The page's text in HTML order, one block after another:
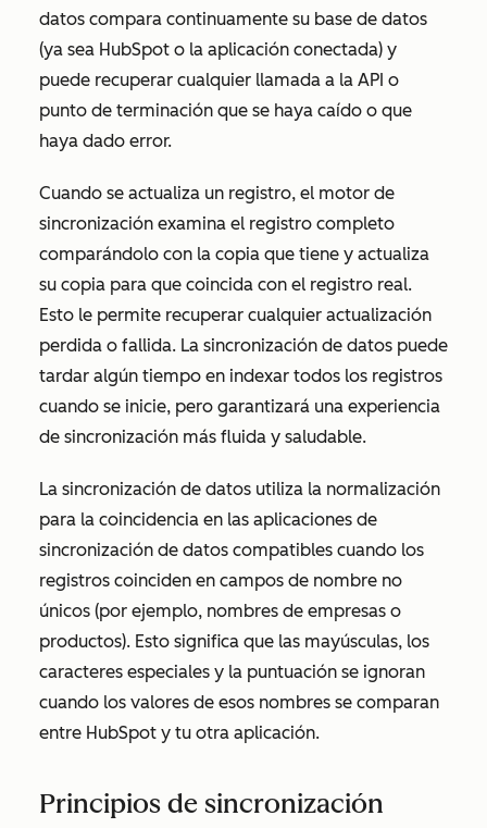
datos compara continuamente su base de datos
(ya sea HubSpot o la aplicación conectada) y
puede recuperar cualquier llamada a la API o
punto de terminación que se haya caído o que
haya dado error.
Cuando se actualiza un registro, el motor de
sincronización examina el registro completo
comparándolo con la copia que tiene y actualiza
su copia para que coincida con el registro real.
Esto le permite recuperar cualquier actualización
perdida o fallida. La sincronización de datos puede
tardar algún tiempo en indexar todos los registros
cuando se inicie, pero garantizará una experiencia
de sincronización más fluida y saludable.
La sincronización de datos utiliza la normalización
para la coincidencia en las aplicaciones de
sincronización de datos compatibles cuando los
registros coinciden en campos de nombre no
únicos (por ejemplo, nombres de empresas o
productos). Esto significa que las mayúsculas, los
caracteres especiales y la puntuación se ignoran
cuando los valores de esos nombres se comparan
entre HubSpot y tu otra aplicación.
Principios de sincronización